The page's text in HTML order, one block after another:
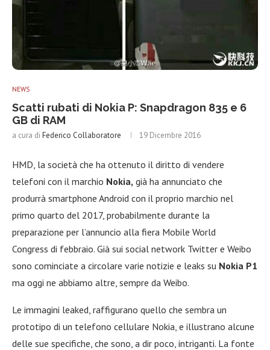
NEWS
Scatti rubati di Nokia P: Snapdragon 835 e 6
GB di RAM
a cura di Federico Collaboratore 19 Dicembre 2016
HMD, la società che ha ottenuto il diritto di vendere
telefoni con il marchio Nokia, già ha annunciato che
produrrà smartphone Android con il proprio marchio nel
primo quarto del 2017, probabilmente durante la
preparazione per l’annuncio alla fiera Mobile World
Congress di febbraio. Già sui social network Twitter e Weibo
sono cominciate a circolare varie notizie e leaks su Nokia P1
ma oggi ne abbiamo altre, sempre da Weibo.
Le immagini leaked, raffigurano quello che sembra un
prototipo di un telefono cellulare Nokia, e illustrano alcune
delle sue specifiche, che sono, a dir poco, intriganti. La fonte